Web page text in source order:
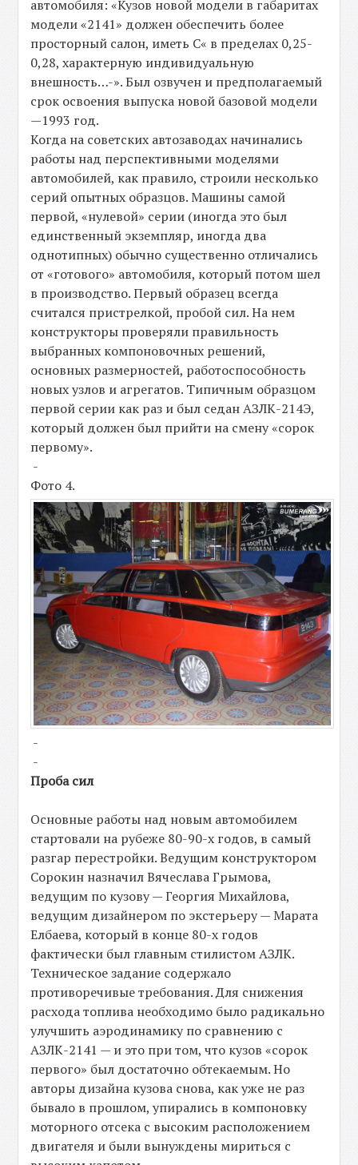
автомобиля: «Кузов новой модели в габаритах
модели «2141» должен обеспечить более
просторный салон, иметь С« в пределах 0,25-
0,28, характерную индивидуальную
внешность…-». Был озвучен и предполагаемый
срок освоения выпуска новой базовой модели
—1993 год.
Когда на советских автозаводах начинались
работы над перспективными моделями
автомобилей, как правило, строили несколько
серий опытных образцов. Машины самой
первой, «нулевой» серии (иногда это был
единственный экземпляр, иногда два
однотипных) обычно существенно отличались
от «готового» автомобиля, который потом шел
в производство. Первый образец всегда
считался пристрелкой, пробой сил. На нем
конструкторы проверяли правильность
выбранных компоновочных решений,
основных размерностей, работоспособность
новых узлов и агрегатов. Типичным образцом
первой серии как раз и был седан АЗЛК-214Э,
который должен был прийти на смену «сорок
первому».
-
Фото 4.
-
-
Проба сил
Основные работы над новым автомобилем
стартовали на рубеже 80-90-х годов, в самый
разгар перестройки. Ведущим конструктором
Сорокин назначил Вячеслава Грымова,
ведущим по кузову — Георгия Михайлова,
ведущим дизайнером по экстерьеру — Марата
Елбаева, который в конце 80-х годов
фактически был главным стилистом АЗЛК.
Техническое задание содержало
противоречивые требования. Для снижения
расхода топлива необходимо было радикально
улучшить аэродинамику по сравнению с
АЗЛК-2141 — и это при том, что кузов «сорок
первого» был достаточно обтекаемым. Но
авторы дизайна кузова снова, как уже не раз
бывало в прошлом, упирались в компоновку
моторного отсека с высоким расположением
двигателя и были вынуждены мириться с